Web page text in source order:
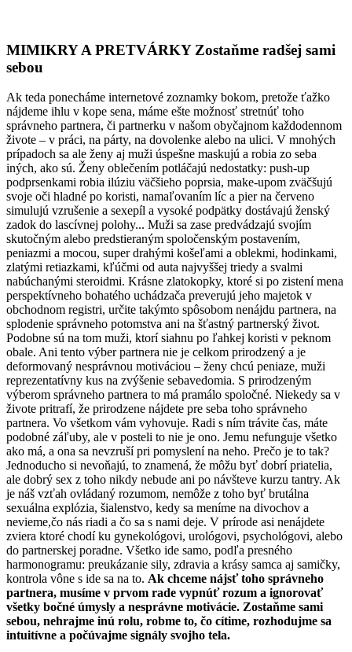
MIMIKRY A PRETVÁRKY Zostaňme radšej sami
sebou
Ak teda ponecháme internetové zoznamky bokom, pretože ťažko
nájdeme ihlu v kope sena, máme ešte možnosť stretnúť toho
správneho partnera, či partnerku v našom obyčajnom každodennom
živote – v práci, na párty, na dovolenke alebo na ulici. V mnohých
prípadoch sa ale ženy aj muži úspešne maskujú a robia zo seba
iných, ako sú. Ženy oblečením potláčajú nedostatky: push-up
podprsenkami robia ilúziu väčšieho poprsia, make-upom zväčšujú
svoje oči hladné po koristi, namaľovaním líc a pier na červeno
simulujú vzrušenie a sexepíl a vysoké podpätky dostávajú ženský
zadok do lascívnej polohy... Muži sa zase predvádzajú svojím
skutočným alebo predstieraným spoločenským postavením,
peniazmi a mocou, super drahými košeľami a oblekmi, hodinkami,
zlatými retiazkami, kľúčmi od auta najvyššej triedy a svalmi
nabúchanými steroidmi. Krásne zlatokopky, ktoré si po zistení mena
perspektívneho bohatého uchádzača preverujú jeho majetok v
obchodnom registri, určite takýmto spôsobom nenájdu partnera, na
splodenie správneho potomstva ani na šťastný partnerský život.
Podobne sú na tom muži, ktorí siahnu po ľahkej koristi v peknom
obale. Ani tento výber partnera nie je celkom prirodzený a je
deformovaný nesprávnou motiváciou – ženy chcú peniaze, muži
reprezentatívny kus na zvýšenie sebavedomia. S prirodzeným
výberom správneho partnera to má pramálo spoločné. Niekedy sa v
živote pritrafí, že prirodzene nájdete pre seba toho správneho
partnera. Vo všetkom vám vyhovuje. Radi s ním trávite čas, máte
podobné záľuby, ale v posteli to nie je ono. Jemu nefunguje všetko
ako má, a ona sa nevzruší pri pomyslení na neho. Prečo je to tak?
Jednoducho si nevoňajú, to znamená, že môžu byť dobrí priatelia,
ale dobrý sex z toho nikdy nebude ani po návšteve kurzu tantry. Ak
je náš vzťah ovládaný rozumom, nemôže z toho byť brutálna
sexuálna explózia, šialenstvo, kedy sa meníme na divochov a
nevieme,čo nás riadi a čo sa s nami deje. V prírode asi nenájdete
zviera ktoré chodí ku gynekológovi, urológovi, psychológovi, alebo
do partnerskej poradne. Všetko ide samo, podľa presného
harmonogramu: preukázanie sily, zdravia a krásy samca aj samičky,
kontrola vône s ide sa na to. Ak chceme nájsť toho správneho
partnera, musíme v prvom rade vypnúť rozum a ignorovať
všetky bočné úmysly a nesprávne motivácie. Zostaňme sami
sebou, nehrajme inú rolu, robme to, čo cítime, rozhodujme sa
intuitívne a počúvajme signály svojho tela.